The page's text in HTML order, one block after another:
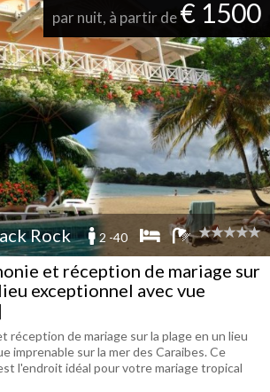
par nuit, à partir de€ 1500
Rock 2 -40
et réception de mariage sur
exceptionnel avec vue
réception de mariage sur la plage en un lieu
imprenable sur la mer des Caraibes. Ce
l'endroit idéal pour votre mariage tropical